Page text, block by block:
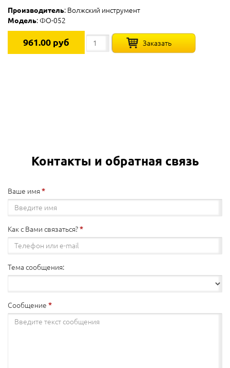
Производитель: Волжский инструмент
Модель: ФО-052
961.00 руб
Контакты и обратная связь
Ваше имя
Как с Вами связаться?
Тема сообщения:
Сообщение